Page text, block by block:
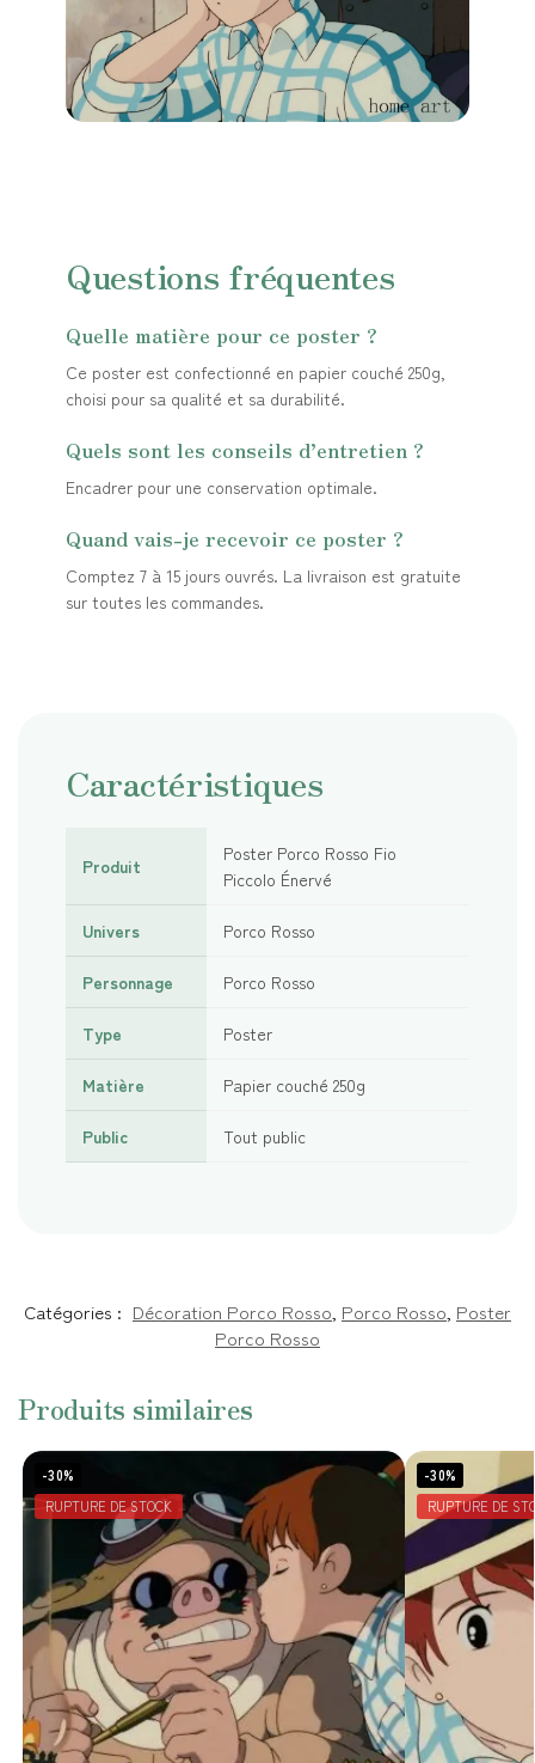
Questions fréquentes
Quelle matière pour ce poster ?
Ce poster est confectionné en papier couché 250g,
choisi pour sa qualité et sa durabilité.
Quels sont les conseils d’entretien ?
Encadrer pour une conservation optimale.
Quand vais-je recevoir ce poster ?
Comptez 7 à 15 jours ouvrés. La livraison est gratuite
sur toutes les commandes.
Caractéristiques
Produit
Poster Porco Rosso Fio
Piccolo Énervé
Univers Porco Rosso
Personnage Porco Rosso
Type Poster
Matière Papier couché 250g
Public Tout public
Catégories : Décoration Porco Rosso, Porco Rosso, Poster
Porco Rosso
Produits similaires
-30%
RUPTURE DE STOCK
-30%
RUPTURE DE